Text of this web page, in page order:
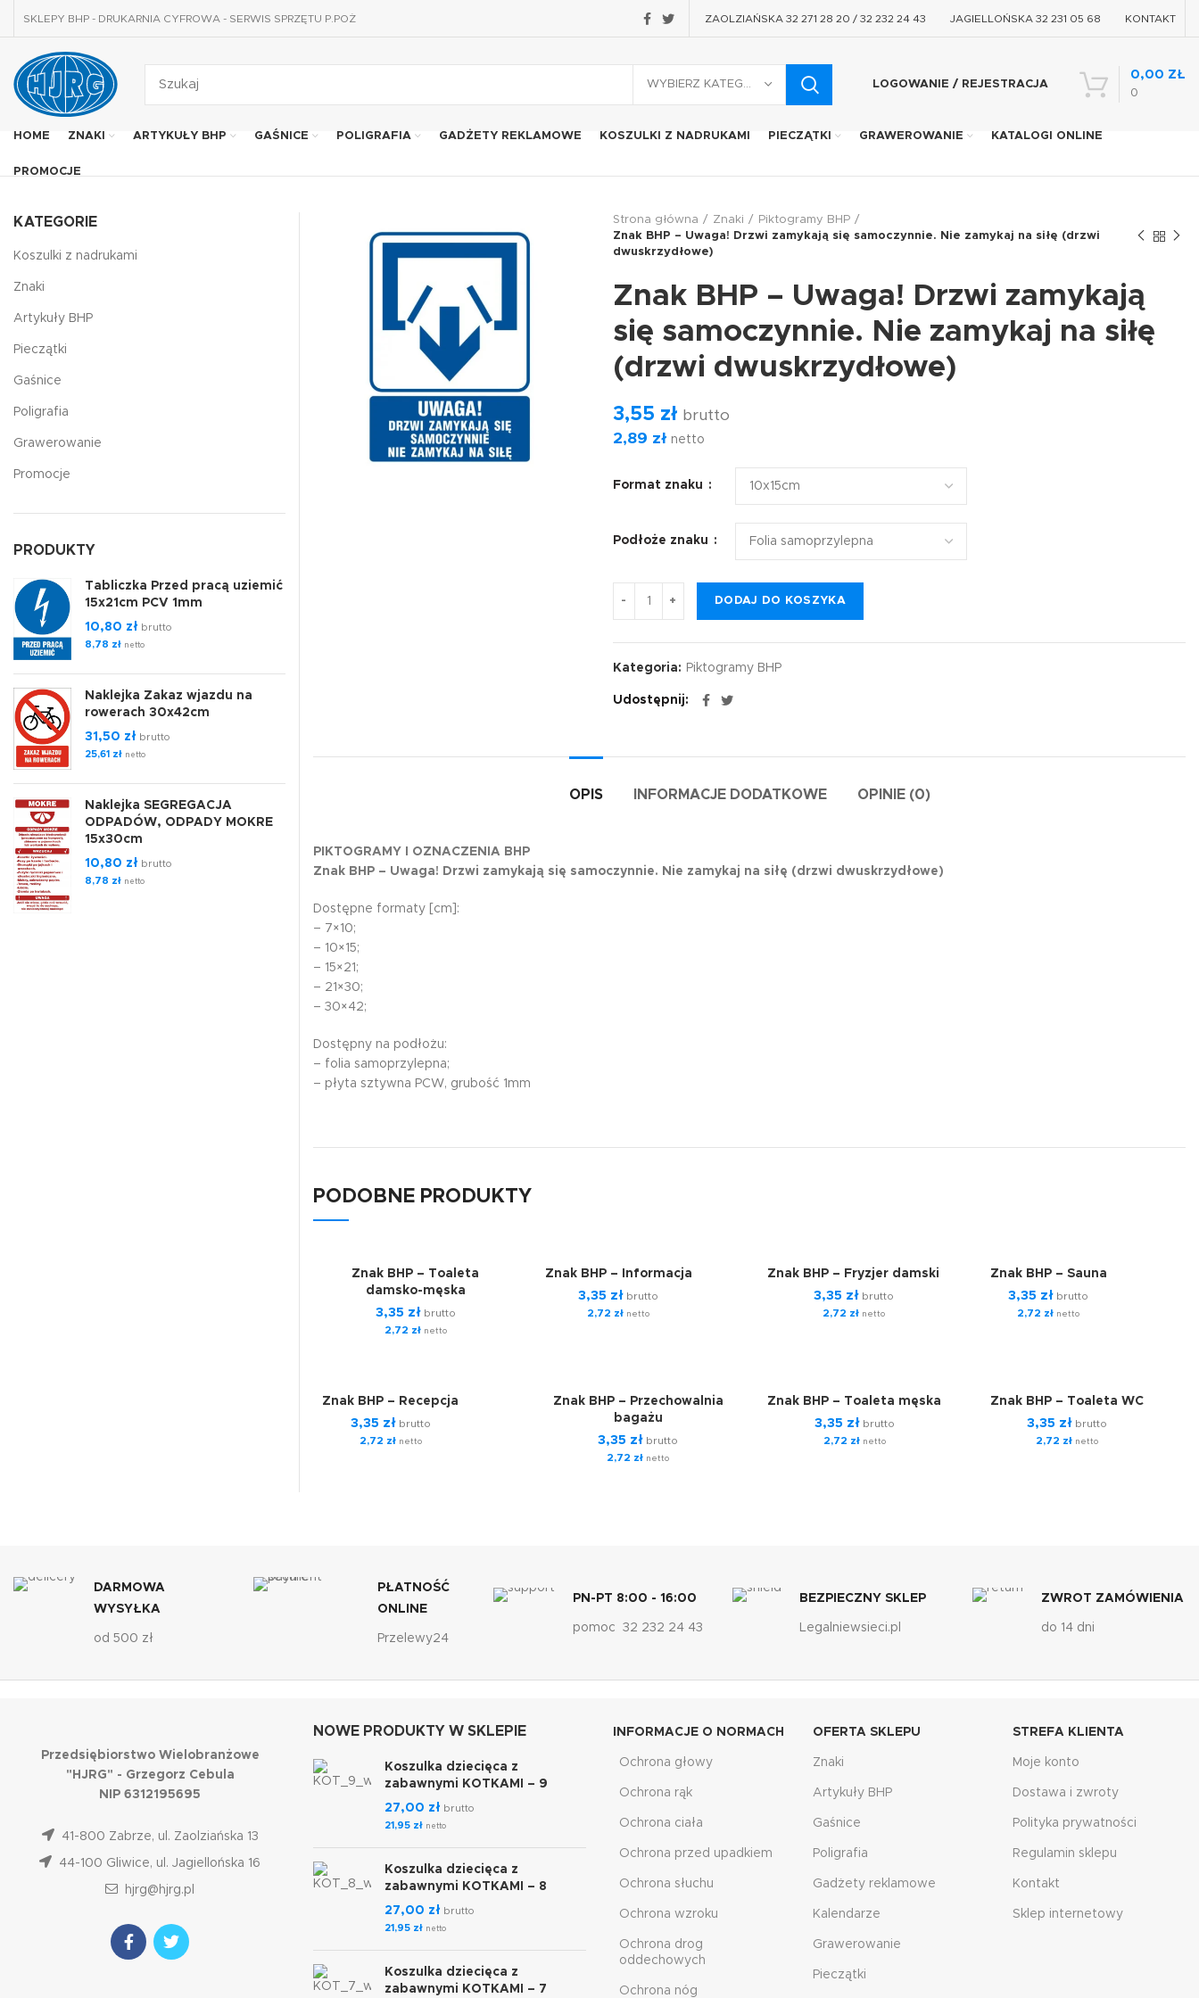
SKLEPY BHP - DRUKARNIA CYFROWA - SERWIS SPRZĘTU P.POŻ ZAOLZIAŃSKA 32 271 28 20 / 32 232 24 43 JAGIELLOŃSKA 32 231 05 68 KONTAKT
LOGOWANIE / REJESTRACJA
0
0,00 ZŁ
HOME ZNAKI ARTYKUŁY BHP GAŚNICE POLIGRAFIA GADŻETY REKLAMOWE KOSZULKI Z NADRUKAMI PIECZĄTKI GRAWEROWANIE KATALOGI ONLINE
PROMOCJE
Strona główna Znaki
Piktogramy BHP
Znak BHP – Uwaga! Drzwi zamykają się samoczynnie. Nie zamykaj na siłę (drzwi
dwuskrzydłowe)
Znak BHP – Uwaga! Drzwi zamykają
się samoczynnie. Nie zamykaj na siłę
(drzwi dwuskrzydłowe)
3,55 zł brutto
2,89 zł netto
Format znaku
Podłoże znaku
DODAJ DO KOSZYKA
Kategoria: Piktogramy BHP
Udostępnij
OPIS INFORMACJE DODATKOWE OPINIE (0)
PIKTOGRAMY I OZNACZENIA BHP
Znak BHP – Uwaga! Drzwi zamykają się samoczynnie. Nie zamykaj na siłę (drzwi dwuskrzydłowe)
Dostępne formaty [cm]:
– 7×10;
– 10×15;
– 15×21;
– 21×30;
– 30×42;
Dostępny na podłożu:
– folia samoprzylepna;
– płyta sztywna PCW, grubość 1mm
PODOBNE PRODUKTY
Znak BHP – Toaleta
damsko-męska
3,35 złbrutto
2,72 złnetto
Znak BHP – Informacja
3,35 zł brutto
2,72 zł netto
Znak BHP – Fryzjer damski
3,35 złbrutto
2,72 złnetto
Znak BHP – Sauna
3,35 zł brutto
2,72 zł netto
Znak BHP – Recepcja
3,35 złbrutto
2,72 złnetto
Znak BHP – Przechowalnia
bagażu
3,35 zł brutto
2,72 zł netto
Znak BHP – Toaleta męska
3,35 złbrutto
2,72 złnetto
Znak BHP – Toaleta WC
3,35 złbrutto
2,72 złnetto
KATEGORIE
Koszulki z nadrukami
Znaki
Artykuły BHP
Pieczątki
Gaśnice
Poligrafia
Grawerowanie
Promocje
PRODUKTY
Tabliczka Przed pracą uziemić
15x21cm PCV 1mm
10,80 zł brutto
8,78 zł netto
Naklejka Zakaz wjazdu na
rowerach 30x42cm
31,50 zł brutto
25,61 zł netto
Naklejka SEGREGACJA
ODPADÓW, ODPADY MOKRE
15x30cm
10,80 zł brutto
8,78 zł netto
DARMOWA
WYSYŁKA
od 500 zł
PŁATNOŚĆ
ONLINE
Przelewy24
PN-PT 8:00 - 16:00
pomoc 32 232 24 43
BEZPIECZNY SKLEP
Legalniewsieci.pl
ZWROT ZAMÓWIENIA
do 14 dni
Przedsiębiorstwo Wielobranżowe
"HJRG" - Grzegorz Cebula
NIP 6312195695
41-800 Zabrze, ul. Zaolziańska 13
44-100 Gliwice, ul. Jagiellońska 16
hjrg@hjrg.pl
NOWE PRODUKTY W SKLEPIE
Koszulka dziecięca z
zabawnymi KOTKAMI – 9
27,00 zł brutto
21,95 zł netto
Koszulka dziecięca z
zabawnymi KOTKAMI – 8
27,00 zł brutto
21,95 zł netto
Koszulka dziecięca z
zabawnymi KOTKAMI – 7
INFORMACJE O NORMACH
Ochrona głowy
Ochrona rąk
Ochrona ciała
Ochrona przed upadkiem
Ochrona słuchu
Ochrona wzroku
Ochrona drog
oddechowych
Ochrona nóg
OFERTA SKLEPU
Znaki
Artykuły BHP
Gaśnice
Poligrafia
Gadżety reklamowe
Kalendarze
Grawerowanie
Pieczątki
STREFA KLIENTA
Moje konto
Dostawa i zwroty
Polityka prywatności
Regulamin sklepu
Kontakt
Sklep internetowy